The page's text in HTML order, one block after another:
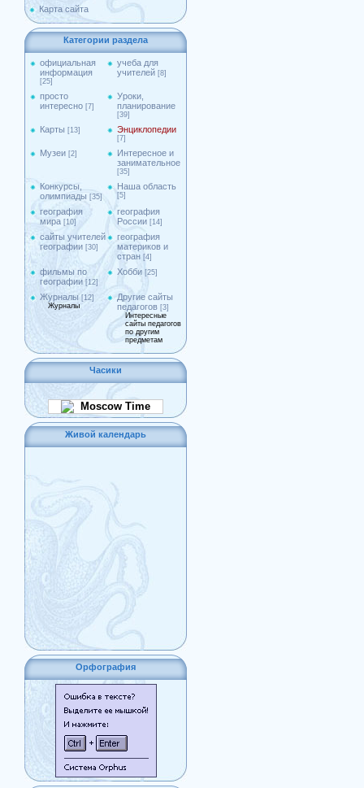
Карта сайта
Категории раздела
официальная
информация
[25]
учеба для
учителей [8]
просто
интересно [7]
Уроки,
планирование
[39]
Карты [13] Энциклопедии
[7]
Музеи [2]
Интересное и
занимательное
[35]
Конкурсы,
олимпиады [35]
Наша область
[5]
география
мира [10]
география
России [14]
сайты учителей
географии [30]
география
материков и
стран [4]
фильмы по
географии [12]
Хобби [25]
Журналы [12]
Журналы
Другие сайты
педагогов [3]
Интересные
сайты педагогов
по другим
предметам
Часики
Moscow Time
Живой календарь
Орфография